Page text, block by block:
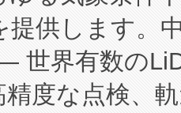
Continuous
施設設計・
転および知的
蔵システム（
のAI搭載プラ
、運用に至る
提供します。
世界有数の
度な点検、